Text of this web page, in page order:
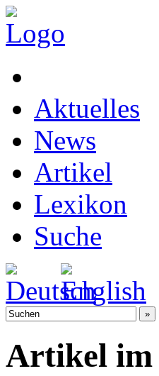
Aktuelles
News
Artikel
Lexikon
Suche
Artikel im